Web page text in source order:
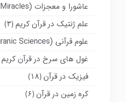
عاشورا و معجزات (Ashura and Miracles)
علم ژنتیک در قرآن کریم (۳)
علوم قرآنی (Quranic Sciences)
غول های سرخ در قرآن کریم
فیزیک در قرآن (۱۸)
کره زمین در قرآن (۶)